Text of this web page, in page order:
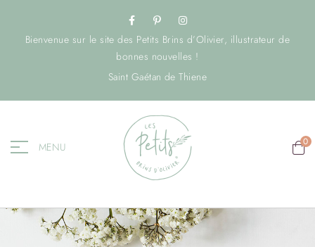
Bienvenue sur le site des Petits Brins d’Olivier, illustrateur de
bonnes nouvelles !
Saint Gaétan de Thiene
MENU 0